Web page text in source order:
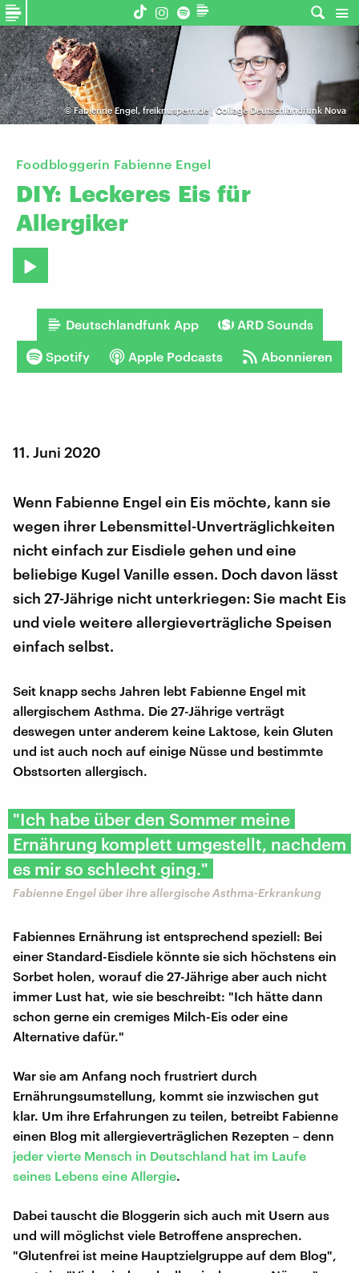
©Fabienne Engel, freiknuspern.de | Collage Deutschlandfunk Nova
Foodbloggerin Fabienne Engel
DIY: Leckeres Eis für
Allergiker
Deutschlandfunk App ARD Sounds
Spotify Apple Podcasts Abonnieren
11. Juni 2020
Wenn Fabienne Engel ein Eis möchte, kann sie
wegen ihrer Lebensmittel-Unverträglichkeiten
nicht einfach zur Eisdiele gehen und eine
beliebige Kugel Vanille essen. Doch davon lässt
sich 27-Jährige nicht unterkriegen: Sie macht Eis
und viele weitere allergieverträgliche Speisen
einfach selbst.
Seit knapp sechs Jahren lebt Fabienne Engel mit
allergischem Asthma. Die 27-Jährige verträgt
deswegen unter anderem keine Laktose, kein Gluten
und ist auch noch auf einige Nüsse und bestimmte
Obstsorten allergisch.
"Ich habe über den Sommer meine
Ernährung komplett umgestellt, nachdem
es mir so schlecht ging."
Fabienne Engel über ihre allergische Asthma-Erkrankung
Fabiennes Ernährung ist entsprechend speziell: Bei
einer Standard-Eisdiele könnte sie sich höchstens ein
Sorbet holen, worauf die 27-Jährige aber auch nicht
immer Lust hat, wie sie beschreibt: "Ich hätte dann
schon gerne ein cremiges Milch-Eis oder eine
Alternative dafür."
War sie am Anfang noch frustriert durch
Ernährungsumstellung, kommt sie inzwischen gut
klar. Um ihre Erfahrungen zu teilen, betreibt Fabienne
einen Blog mit allergieverträglichen Rezepten – denn
jeder vierte Mensch in Deutschland hat im Laufe
seines Lebens eine Allergie.
Dabei tauscht die Bloggerin sich auch mit Usern aus
und will möglichst viele Betroffene ansprechen.
"Glutenfrei ist meine Hauptzielgruppe auf dem Blog",